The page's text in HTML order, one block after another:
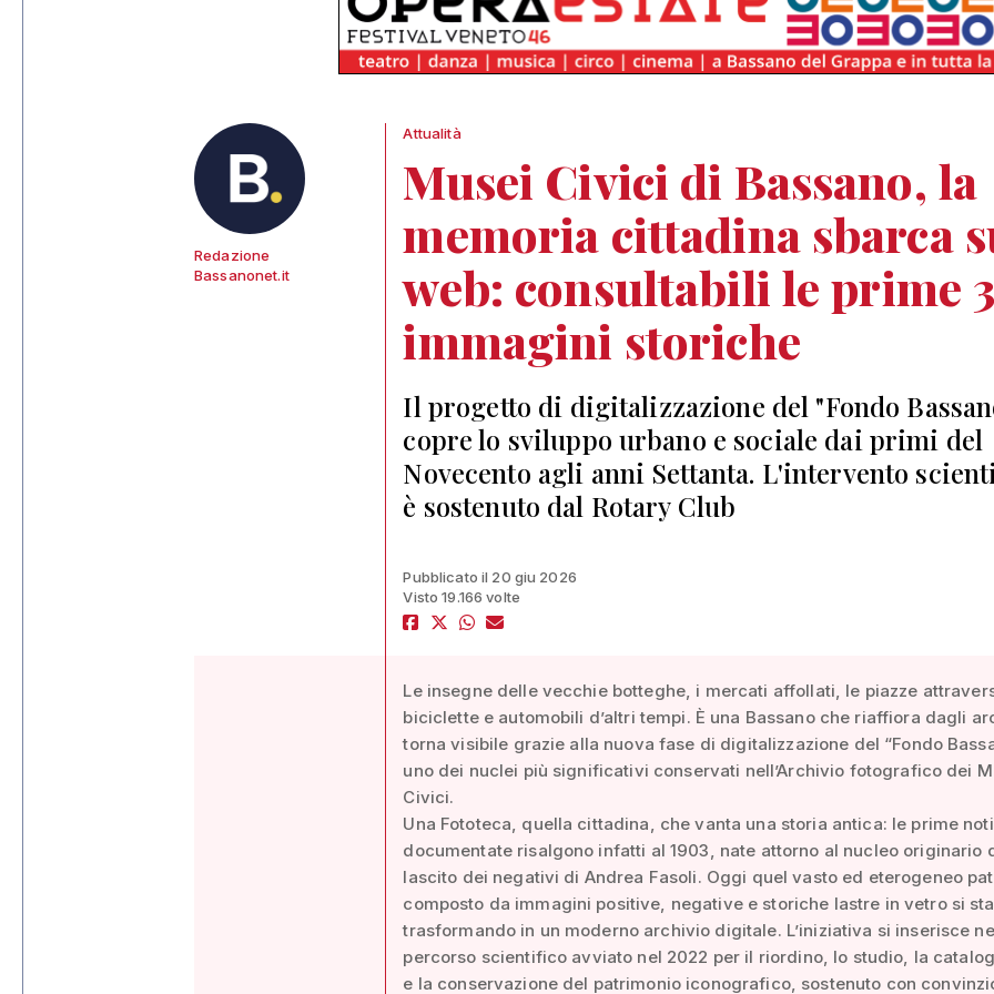
Redazione
Bassanonet.it
Attualità
Musei Civici di Bassano, la
memoria cittadina sbarca
web: consultabili le prime
immagini storiche
Il progetto di digitalizzazione del "Fondo
copre lo sviluppo urbano e sociale dai primi del
Novecento agli anni Settanta. L'intervento
è sostenuto dal Rotary Club
Pubblicato il 20 giu 2026
Visto 19.166 volte
Le insegne delle vecchie botteghe, i mercati affollati, le piazze
biciclette e automobili d’altri tempi. È una Bassano che riaffiora dagli
torna visibile grazie alla nuova fase di digitalizzazione del “Fondo
uno dei nuclei più significativi conservati nell’Archivio fotografico dei
Civici.
Una Fototeca, quella cittadina, che vanta una storia antica: le prime
documentate risalgono infatti al 1903, nate attorno al nucleo originario
lascito dei negativi di Andrea Fasoli. Oggi quel vasto ed eterogeneo
composto da immagini positive, negative e storiche lastre in vetro si sta
trasformando in un moderno archivio digitale. L’iniziativa si inserisce
percorso scientifico avviato nel 2022 per il riordino, lo studio, la
e la conservazione del patrimonio iconografico, sostenuto con